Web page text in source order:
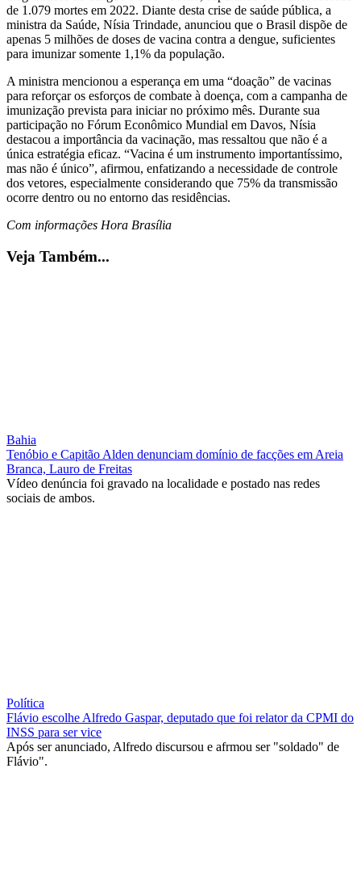
de 1.079 mortes em 2022. Diante desta crise de saúde pública, a
ministra da Saúde, Nísia Trindade, anunciou que o Brasil dispõe de
apenas 5 milhões de doses de vacina contra a dengue, suficientes
para imunizar somente 1,1% da população.
A ministra mencionou a esperança em uma “doação” de vacinas
para reforçar os esforços de combate à doença, com a campanha de
imunização prevista para iniciar no próximo mês. Durante sua
participação no Fórum Econômico Mundial em Davos, Nísia
destacou a importância da vacinação, mas ressaltou que não é a
única estratégia eficaz. “Vacina é um instrumento importantíssimo,
mas não é único”, afirmou, enfatizando a necessidade de controle
dos vetores, especialmente considerando que 75% da transmissão
ocorre dentro ou no entorno das residências.
Com informações Hora Brasília
Veja Também...
Bahia
Tenóbio e Capitão Alden denunciam domínio de facções em Areia
Branca, Lauro de Freitas
Vídeo denúncia foi gravado na localidade e postado nas redes
sociais de ambos.
Política
Flávio escolhe Alfredo Gaspar, deputado que foi relator da CPMI do
INSS para ser vice
Após ser anunciado, Alfredo discursou e afrmou ser "soldado" de
Flávio".